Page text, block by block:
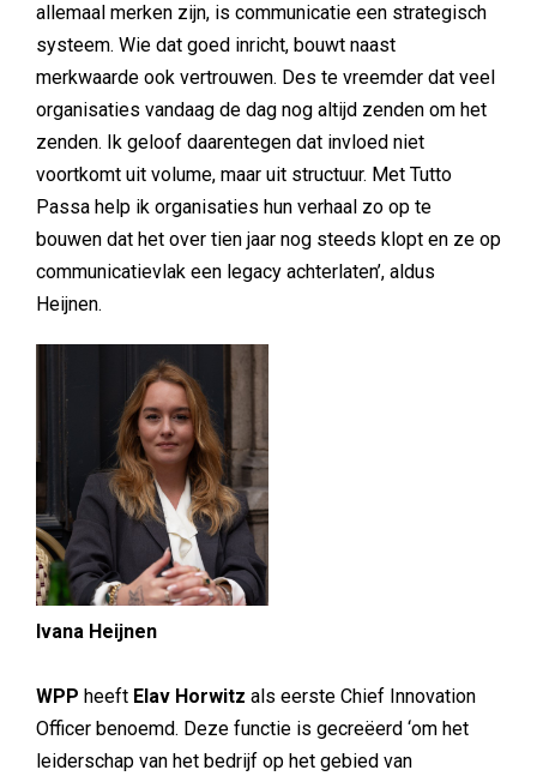
allemaal merken zijn, is communicatie een strategisch
systeem. Wie dat goed inricht, bouwt naast
merkwaarde ook vertrouwen. Des te vreemder dat veel
organisaties vandaag de dag nog altijd zenden om het
zenden. Ik geloof daarentegen dat invloed niet
voortkomt uit volume, maar uit structuur. Met Tutto
Passa help ik organisaties hun verhaal zo op te
bouwen dat het over tien jaar nog steeds klopt en ze op
communicatievlak een legacy achterlaten’, aldus
Heijnen.
Ivana Heijnen
WPP heeft Elav Horwitz als eerste Chief Innovation
Officer benoemd. Deze functie is gecreëerd ‘om het
leiderschap van het bedrijf op het gebied van